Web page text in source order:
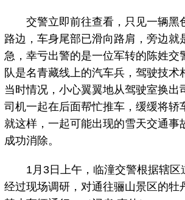
交警立即前往查看，只见一辆黑
路边，车身尾部已滑向路肩，旁边就
急，幸亏出警的是一位军转的陈姓交
队是名青藏线上的汽车兵，驾驶技术
当时情况，小心翼翼地从驾驶室换出
司机一起在后面帮忙推车，缓缓将轿
就这样，一起可能出现的雪天交通事
成功消除。
1月3日上午，临潼交警根据辖区
经过现场调研，对通往骊山景区的牡